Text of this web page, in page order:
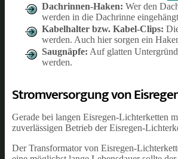
Dachrinnen-Haken: Wer den
werden in die Dachrinne
Kabelhalter bzw. Kabel-Clips:
werden. Auch hier sorgen ein
Saugnäpfe: Auf glatten
werden.
Stromversorgung von
Gerade bei langen Eisregen-Lichterketten
zuverlässigen Betrieb der Eisregen-
Der Transformator von Eisregen-